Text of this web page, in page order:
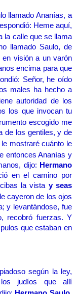
llamado Ananías, a
Heme aquí,
la calle que se llama
llamado Saulo, de
visión a un varón
encima para que
Señor, he oído
males ha hecho a
autoridad de los
los que invocan tu
escogido me
de los gentiles, y de
mostraré cuánto le
entonces Ananías y
dijo: Hermano
en el camino por
la vista y seas
cayeron de los ojos
y levantándose, fue
recobró fuerzas. Y
que estaban en
según la ley,
judíos que allí